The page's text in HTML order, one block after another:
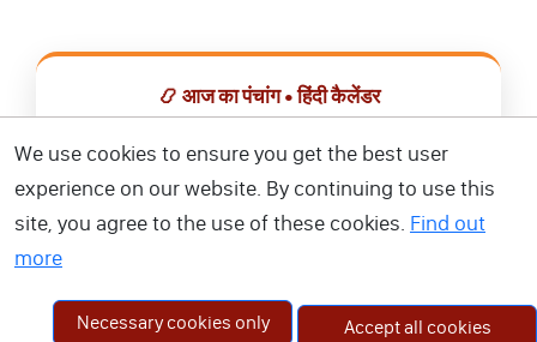
📿 आज का पंचांग • हिंदी कैलेंडर
📅 हिंदी कैलेंडर ऐप डाउनलोड करें
We use cookies to ensure you get the best user
experience on our website. By continuing to use this
site, you agree to the use of these cookies. Find out
more
Necessary cookies only Accept all cookies